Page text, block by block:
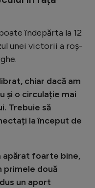
îndepărta la 12
unei victorii a roș-
chiar dacă am
și o circulație mai
Trebuie să
la început de
apărat foarte bine,
primele două
un aport